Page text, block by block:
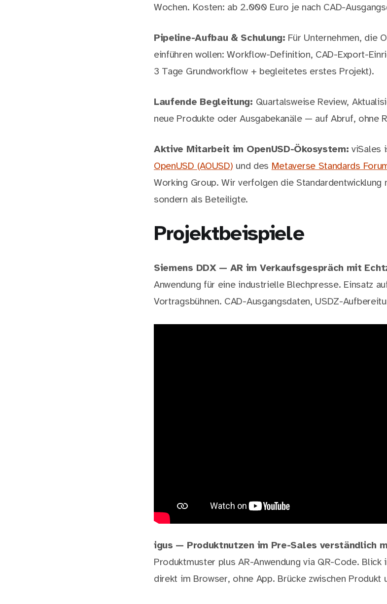
Wochen. Kosten: ab 2.000 Euro je nach CAD-
Pipeline-Aufbau & Schulung: Für Unternehmen, die
einführen wollen: Workflow-Definition, CAD-Export-
3 Tage Grundworkflow + begleitetes erstes Projekt).
Laufende Begleitung: Quartalsweise Review,
neue Produkte oder Ausgabekanäle — auf Abruf, ohne
Aktive Mitarbeit im OpenUSD-Ökosystem: viSales
OpenUSD (AOUSD) und des Metaverse Standards
Working Group. Wir verfolgen die Standardentwicklung
sondern als Beteiligte.
Projektbeispiele
Siemens DDX — AR im Verkaufsgespräch mit
Anwendung für eine industrielle Blechpresse. Einsatz
Vortragsbühnen. CAD-Ausgangsdaten, USDZ-
igus — Produktnutzen im Pre-Sales verständlich
Produktmuster plus AR-Anwendung via QR-Code.
direkt im Browser, ohne App. Brücke zwischen